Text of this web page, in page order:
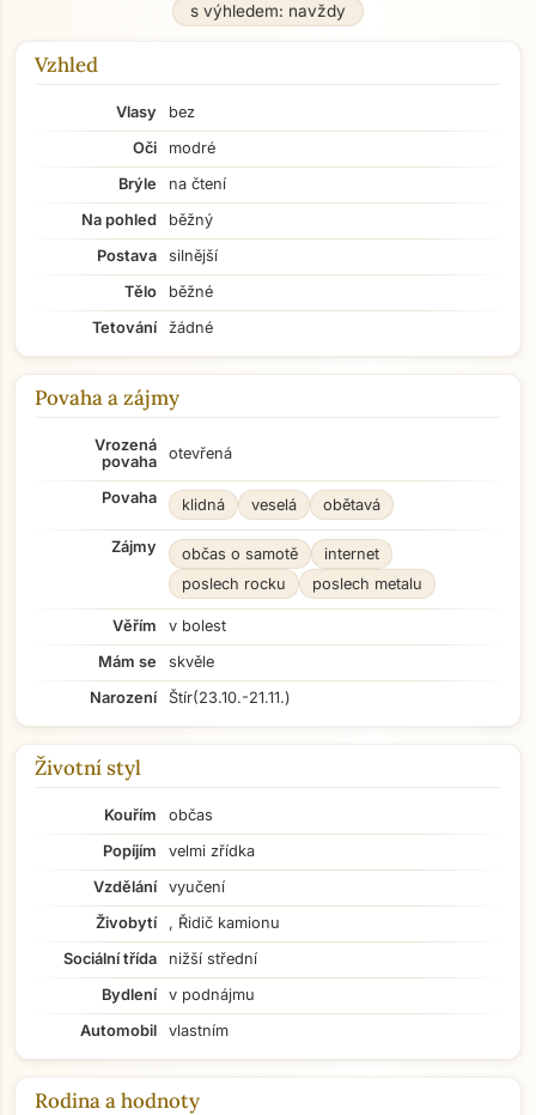
s výhledem: navždy
Vzhled
Vlasy
bez
Oči
modré
Brýle
na čtení
Na pohled
běžný
Postava
silnější
Tělo
běžné
Tetování
žádné
Povaha a zájmy
Vrozená
povaha
otevřená
Povaha klidná veselá obětavá
Zájmy občas o samotě
internet
poslech rocku
poslech metalu
Věřím
v bolest
Mám se
skvěle
Narození
Štír(23.10.-21.11.)
Životní styl
Kouřím
občas
Popíjím
velmi zřídka
Vzdělání
vyučení
Živobytí
, Řidič kamionu
Sociální třída
nižší střední
Bydlení
v podnájmu
Automobil
vlastním
Rodina a hodnoty